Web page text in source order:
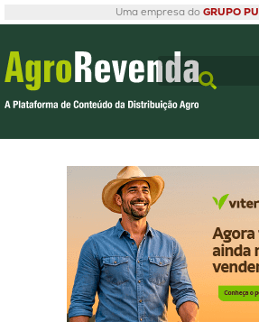
Uma empresa do GRUPO